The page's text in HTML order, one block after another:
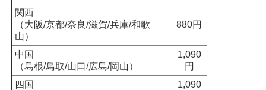
関西
（大阪/京都/奈良/滋賀/兵庫/和歌
山）
880円
中国
（島根/鳥取/山口/広島/岡山）
1,090
円
四国
1,090